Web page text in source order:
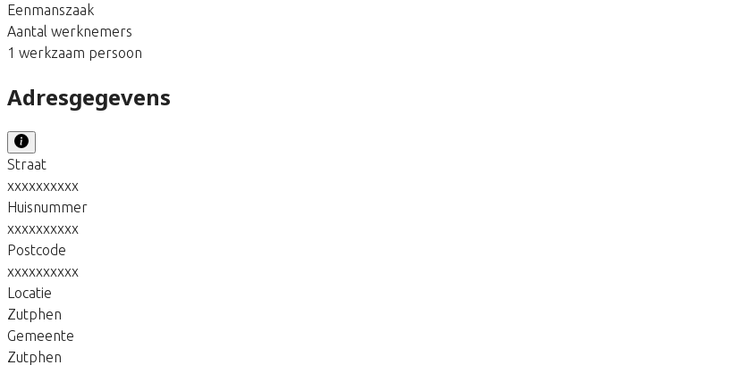
Eenmanszaak
Aantal werknemers
1 werkzaam persoon
Adresgegevens
Straat
xxxxxxxxxx
Huisnummer
xxxxxxxxxx
Postcode
xxxxxxxxxx
Locatie
Zutphen
Gemeente
Zutphen